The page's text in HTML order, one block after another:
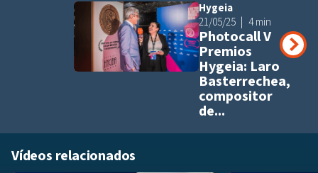
Añadir a
Hygeia
21/05/25
4 min
Photocall V
Premios
Hygeia: Laro
Basterrechea,
compositor
de...
Vídeos relacionados